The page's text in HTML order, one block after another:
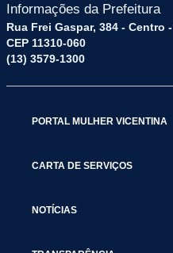
Informações da Prefeitura
Rua Frei Gaspar, 384 - Centro
CEP 11310-060
(13) 3579-1300
PORTAL MULHER VICENTINA
CARTA DE SERVIÇOS
NOTÍCIAS